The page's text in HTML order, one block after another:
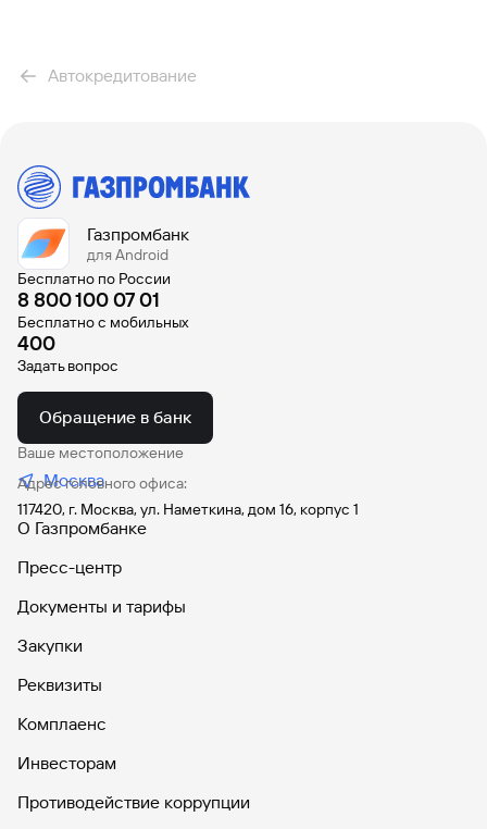
На БУ автомобиль
Рассчитать предварительный платеж можно с помощью
калькулятора автокредита
Автокредитование
Газпромбанк
для Android
Бесплатно по России
8 800 100 07 01
Бесплатно с мобильных
400
Задать вопрос
Обращение в банк
Ваше местоположение
Москва
Адрес головного офиса:
117420, г. Москва, ул. Наметкина, дом 16, корпус 1
О Газпромбанке
Пресс-центр
Документы и тарифы
Закупки
Реквизиты
Комплаенс
Инвесторам
Противодействие коррупции